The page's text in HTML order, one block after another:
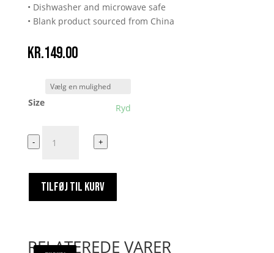
• Dishwasher and microwave safe
• Blank product sourced from China
kr.149.00
Size Ryd
Endnu
en
endnu
kop
- +
TILFØJ TIL KURV
RELATEREDE VARER